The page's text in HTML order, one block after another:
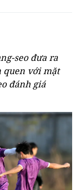
seo đưa ra
quen với mặt
đánh giá